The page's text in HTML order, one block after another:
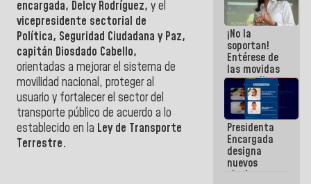
encargada, Delcy Rodríguez, y el
vicepresidente sectorial de
Política, Seguridad Ciudadana y Paz,
capitán Diosdado Cabello,
orientadas a mejorar el sistema de
movilidad nacional, proteger al
usuario y fortalecer el sector del
transporte público de acuerdo a lo
establecido en la Ley de Transporte
Terrestre.
emergencia
climática en
los oceános
¡No la
soportan!
Entérese de
las movidas
que realizan
antiguos
cómplices
de La Sayo
para
sacudírsela
Presidenta
Encargada
designa
nuevos
titulares en